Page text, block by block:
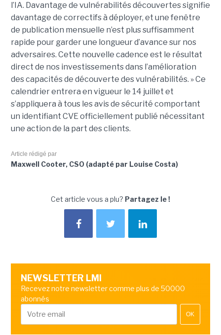
l’IA. Davantage de vulnérabilités découvertes signifie
davantage de correctifs à déployer, et une fenêtre
de publication mensuelle n’est plus suffisamment
rapide pour garder une longueur d’avance sur nos
adversaires. Cette nouvelle cadence est le résultat
direct de nos investissements dans l’amélioration
des capacités de découverte des vulnérabilités. » Ce
calendrier entrera en vigueur le 14 juillet et
s’appliquera à tous les avis de sécurité comportant
un identifiant CVE officiellement publié nécessitant
une action de la part des clients.
Article rédigé par
Maxwell Cooter, CSO (adapté par Louise Costa)
Cet article vous a plu? Partagez le !
NEWSLETTER LMI
Recevez notre newsletter comme plus de 50000
abonnés
OK